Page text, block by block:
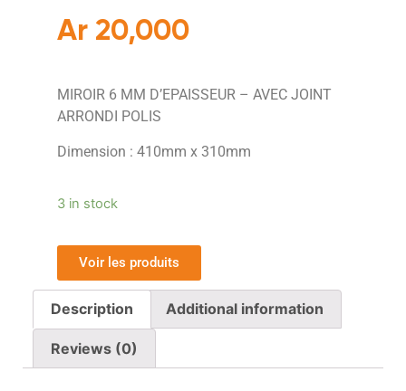
Ar 20,000
MIROIR 6 MM D’EPAISSEUR – AVEC JOINT
ARRONDI POLIS
Dimension : 410mm x 310mm
3 in stock
Voir les produits
Description Additional information
Reviews (0)